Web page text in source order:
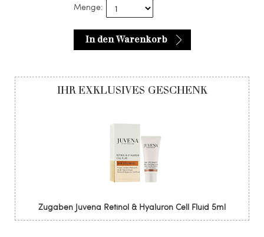
Menge:
In den Warenkorb
IHR EXKLUSIVES GESCHENK
Zugaben Juvena Retinol & Hyaluron Cell Fluid 5ml